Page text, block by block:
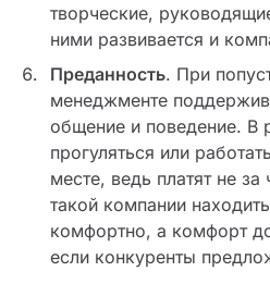
творческие,
ними развивается и
Преданность. При
менеджменте
общение и поведение. В
прогуляться или
месте, ведь платят не за
такой компании
комфортно, а комфорт
если конкуренты